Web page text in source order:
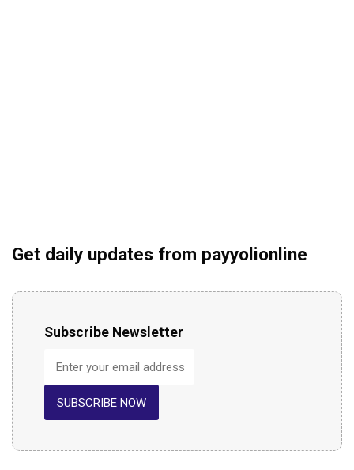
Get daily updates from payyolionline
Subscribe Newsletter
SUBSCRIBE NOW